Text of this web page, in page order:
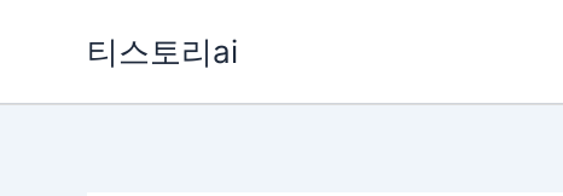
티스토리ai